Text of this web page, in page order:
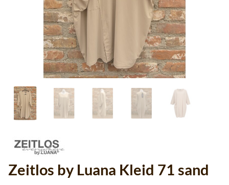
Zeitlos by Luana Kleid 71 sand